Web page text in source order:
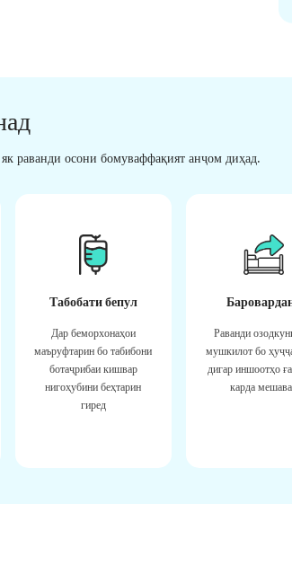
раванди осони бомуваффақият анҷом диҳад.
Табобати бепул
Дар беморхонаҳои
маъруфтарин бо табибони
ботаҷрибаи кишвар
нигоҳубини беҳтарин
гиред
Раванди
мушкилот бо
дигар иншоотҳо
карда